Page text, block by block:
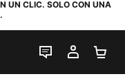
UN CLIC. SOLO CON UNA
CHAT EN
MI